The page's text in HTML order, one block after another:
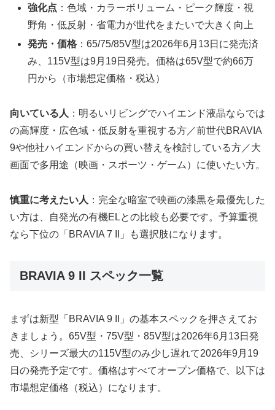
強化点 ：色域・カラーボリューム・ピーク輝度・視
野角・低反射・省電力が世代をまたいで大きく向上
発売・価格 ：65/75/85V型は2026年6月13日に発売済
み、115V型は9月19日発売。価格は65V型で約66万
円から（市場想定価格・税込）
向いている人 ：明るいリビングでハイエンド液晶ならでは
の高輝度・広色域・低反射を重視する方／前世代BRAVIA
9や他社ハイエンドからの買い替えを検討している方／大
画面で多用途（映画・スポーツ・ゲーム）に使いたい方。
慎重に考えたい人 ：完全な暗室で映画の漆黒を最優先した
い方は、自発光の有機ELとの比較も必要です。予算重視
なら下位の「BRAVIA 7 II」も選択肢になります。
BRAVIA 9 II スペック一覧
まずは新型「BRAVIA 9 II」の基本スペックを押さえてお
きましょう。65V型・75V型・85V型は2026年6月13日発
売、シリーズ最大の115V型のみ少し遅れて2026年9月19
日の発売予定です。価格はすべてオープン価格で、以下は
市場想定価格（税込）になります。